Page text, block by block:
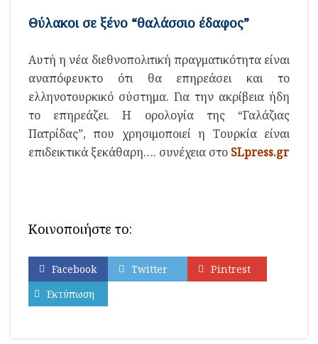
Θύλακοι σε ξένο “θαλάσσιο έδαφος”
Αυτή η νέα διεθνοπολιτική πραγματικότητα είναι
αναπόφευκτο ότι θα επηρεάσει και το
ελληνοτουρκικό σύστημα. Για την ακρίβεια ήδη
το επηρεάζει. Η ορολογία της “Γαλάζιας
Πατρίδας”, που χρησιμοποιεί η Τουρκία είναι
επιδεικτικά ξεκάθαρη…. συνέχεια στο SLpress.gr
Κοινοποιήστε το:
Facebook Twitter
Pintrest
Εκτύπωση